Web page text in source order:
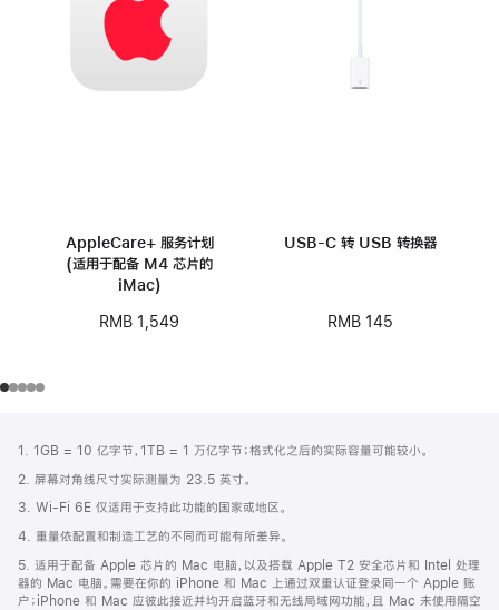
AppleCare+ 服务计划
(适用于配备 M4 芯片的
iMac)
RMB 1,549
USB-C 转 USB 转换器
RMB 145
页
脚
注
1. 1GB = 10 亿字节，1TB = 1 万亿字节；格式化之后的实际容量可能较小。
2. 屏幕对角线尺寸实际测量为 23.5 英寸。
3. Wi-Fi 6E 仅适用于支持此功能的国家或地区。
4. 重量依配置和制造工艺的不同而可能有所差异。
5. 适用于配备 Apple 芯片的 Mac 电脑，以及搭载 Apple T2 安全芯片和 Intel 处理
器的 Mac 电脑。需要在你的 iPhone 和 Mac 上通过双重认证登录同一个 Apple 账
户；iPhone 和 Mac 应彼此接近并均开启蓝牙和无线局域网功能，且 Mac 未使用隔空